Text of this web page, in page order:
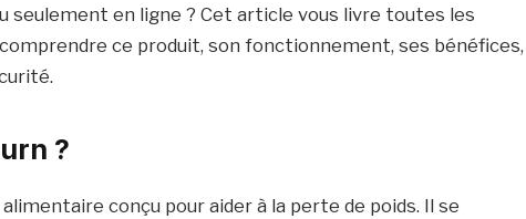
seulement en ligne ? Cet article vous livre toutes les
ce produit, son fonctionnement, ses bénéfices,
?
conçu pour aider à la perte de poids. Il se